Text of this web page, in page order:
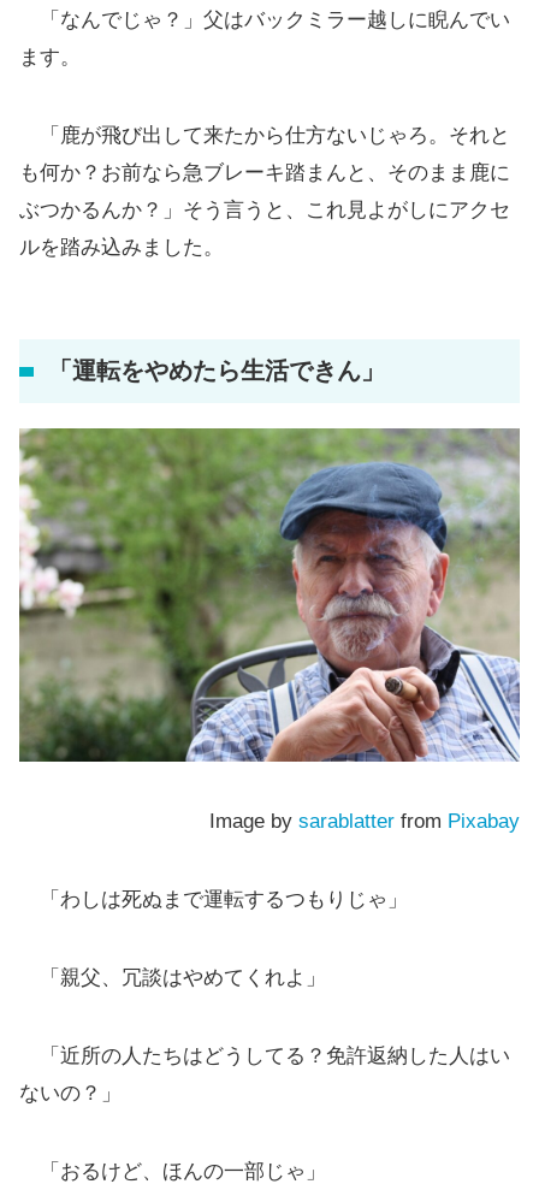
「なんでじゃ？」父はバックミラー越しに睨んでい
ます。
「鹿が飛び出して来たから仕方ないじゃろ。それと
も何か？お前なら急ブレーキ踏まんと、そのまま鹿に
ぶつかるんか？」そう言うと、これ見よがしにアクセ
ルを踏み込みました。
「運転をやめたら生活できん」
Image by sarablatter from Pixabay
「わしは死ぬまで運転するつもりじゃ」
「親父、冗談はやめてくれよ」
「近所の人たちはどうしてる？免許返納した人はい
ないの？」
「おるけど、ほんの一部じゃ」